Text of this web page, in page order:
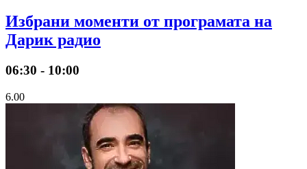
Избрани моменти от програмата на
Дарик радио
06:30 - 10:00
6.00